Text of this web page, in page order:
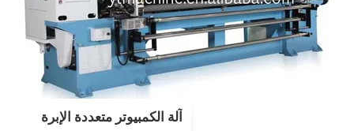
آلة الكمبيوتر متعددة الإبرة